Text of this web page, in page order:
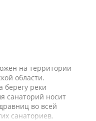
на территории
области.
берегу реки
санаторий носит
во всей
санаториев,